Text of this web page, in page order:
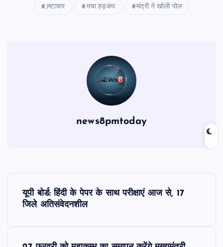
भ्र्ष्टाचार मचा हड़कंप मंत्री ने खोली पोल
news8pmtoday
यूपी बोर्ड: हिंदी के पेपर के साथ परीक्षाएं आज से, 17
जिले अतिसंवेदनशील